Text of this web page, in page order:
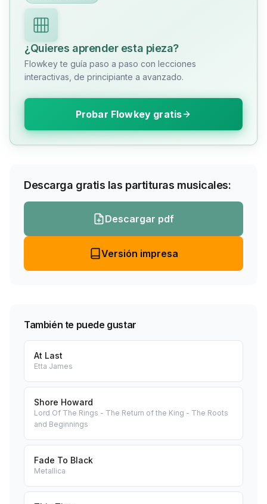
¿Quieres aprender esta pieza?
Flowkey te guía paso a paso con lecciones
interactivas, de principiante a avanzado.
Probar Flowkey gratis
Descarga gratis las partituras musicales:
Descargar pdf
Versión impresa
También te puede gustar
At Last
Etta James
Shore Howard
Lord Of The Rings - The Return of the King - The Roots
and Beginnings
Fade To Black
Metallica